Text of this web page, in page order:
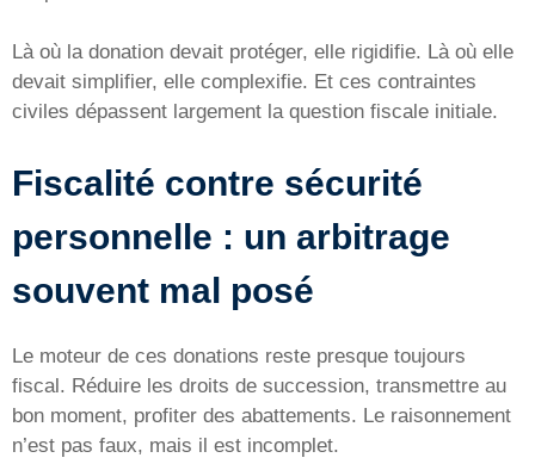
Là où la donation devait protéger, elle rigidifie. Là où elle
devait simplifier, elle complexifie. Et ces contraintes
civiles dépassent largement la question fiscale initiale.
Fiscalité contre sécurité
personnelle : un arbitrage
souvent mal posé
Le moteur de ces donations reste presque toujours
fiscal. Réduire les droits de succession, transmettre au
bon moment, profiter des abattements. Le raisonnement
n’est pas faux, mais il est incomplet.